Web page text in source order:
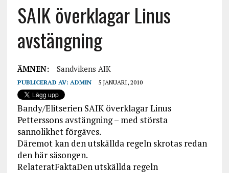
SAIK överklagar Linus
avstängning
ÄMNEN: Sandvikens AIK
PUBLICERAD AV: ADMIN 5 JANUARI, 2010
Bandy/Elitserien SAIK överklagar Linus
Petterssons avstängning – med största
sannolikhet förgäves.
Däremot kan den utskällda regeln skrotas redan
den här säsongen.
RelateratFaktaDen utskällda regeln